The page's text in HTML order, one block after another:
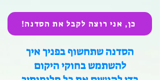
כן, אני רוצה לקבל את הסדנה!
הסדנה שתחשוף בפניך איך
להשתמש בחוקי היקום